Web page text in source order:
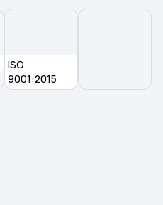
ISO
9001:2015